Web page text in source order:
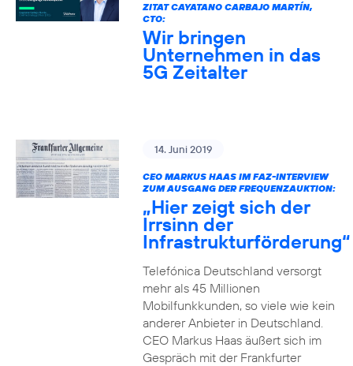
ZITAT CAYATANO CARBAJO MARTÍN,
CTO:
Wir bringen
Unternehmen in das
5G Zeitalter
14. Juni 2019
CEO MARKUS HAAS IM FAZ-INTERVIEW
ZUM AUSGANG DER FREQUENZAUKTION:
„Hier zeigt sich der
Irrsinn der
Infrastrukturförderung“
Telefónica Deutschland versorgt
mehr als 45 Millionen
Mobilfunkkunden, so viele wie kein
anderer Anbieter in Deutschland.
CEO Markus Haas äußert sich im
Gespräch mit der Frankfurter